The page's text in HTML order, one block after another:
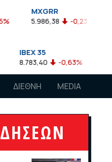
-0,23%
ΣΑΓΔ
2.924,61 -0,03%
ATX
4.007,68 -0,57%
ΔΙΕΘΝΗ MEDIA